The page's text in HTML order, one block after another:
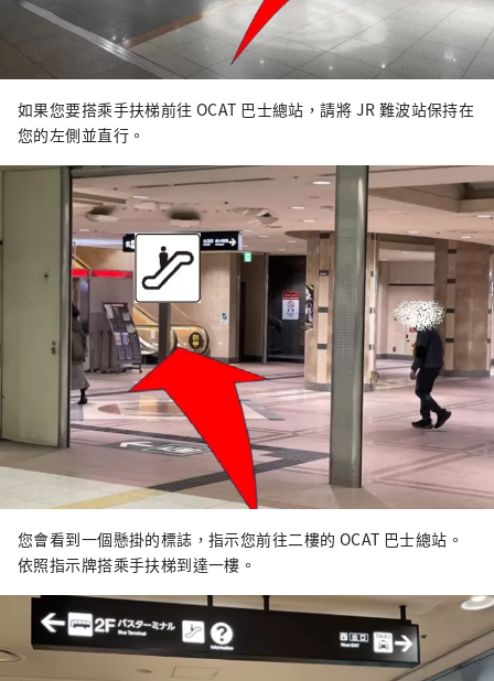
如果您要搭乘手扶梯前往 OCAT 巴士總站，請將 JR 難波站保持在
您的左側並直行。
您會看到一個懸掛的標誌，指示您前往二樓的 OCAT 巴士總站。
依照指示牌搭乘手扶梯到達一樓。